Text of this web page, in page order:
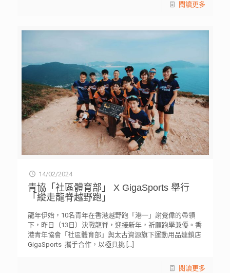
閱讀更多
14/02/2024
青協「社區體育部」 X GigaSports 舉行
「縱走龍脊越野跑」
龍年伊始，10名青年在香港越野跑「港一」謝覺偉的帶領
下，昨日（13日）決戰龍脊，迎接新年，祈願跑學兼優。香
港青年協會「社區體育部」與太古資源旗下運動用品連鎖店
GigaSports 攜手合作，以極具挑[…]
閱讀更多